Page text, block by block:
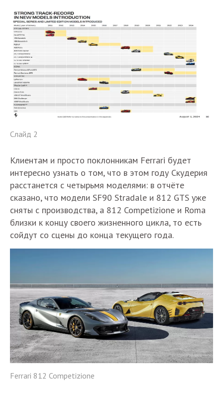
Слайд 2
Клиентам и просто поклонникам Ferrari будет
интересно узнать о том, что в этом году Скудерия
расстанется с четырьмя моделями: в отчёте
сказано, что модели SF90 Stradale и 812 GTS уже
сняты с производства, а 812 Competizione и Roma
близки к концу своего жизненного цикла, то есть
сойдут со сцены до конца текущего года.
Ferrari 812 Competizione